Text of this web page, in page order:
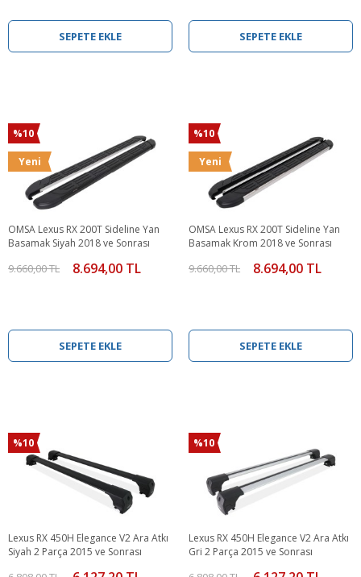
SEPETE EKLE SEPETE EKLE
%10
Yeni
OMSA Lexus RX 200T Sideline Yan
Basamak Siyah 2018 ve Sonrası
9.660,00 TL 8.694,00 TL
SEPETE EKLE
%10
Yeni
OMSA Lexus RX 200T Sideline Yan
Basamak Krom 2018 ve Sonrası
9.660,00 TL 8.694,00 TL
SEPETE EKLE
%10
Lexus RX 450H Elegance V2 Ara Atkı
Siyah 2 Parça 2015 ve Sonrası
%10
Lexus RX 450H Elegance V2 Ara Atkı
Gri 2 Parça 2015 ve Sonrası